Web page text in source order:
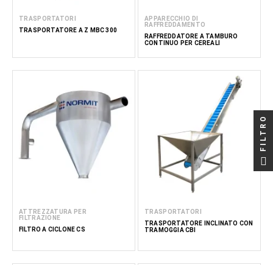
TRASPORTATORI
TRASPORTATORE A Z MBC 300
APPARECCHIO DI
RAFFREDDAMENTO
RAFFREDDATORE A TAMBURO
CONTINUO PER CEREALI
ATTREZZATURA PER
FILTRAZIONE
FILTRO A CICLONE CS
TRASPORTATORI
TRASPORTATORE INCLINATO CON
TRAMOGGIA CBI
FILTRO